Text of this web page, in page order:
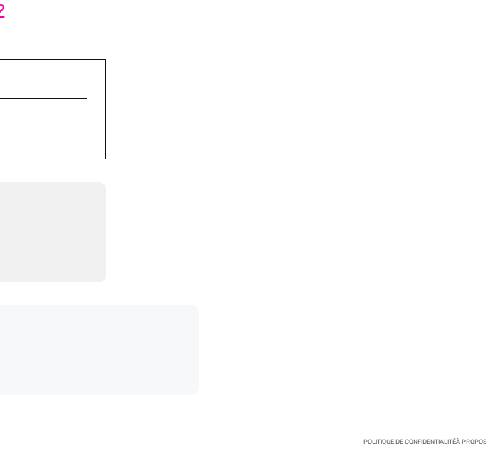
POLITIQUE DE CONFIDENTIALITÉÀ PROPOS